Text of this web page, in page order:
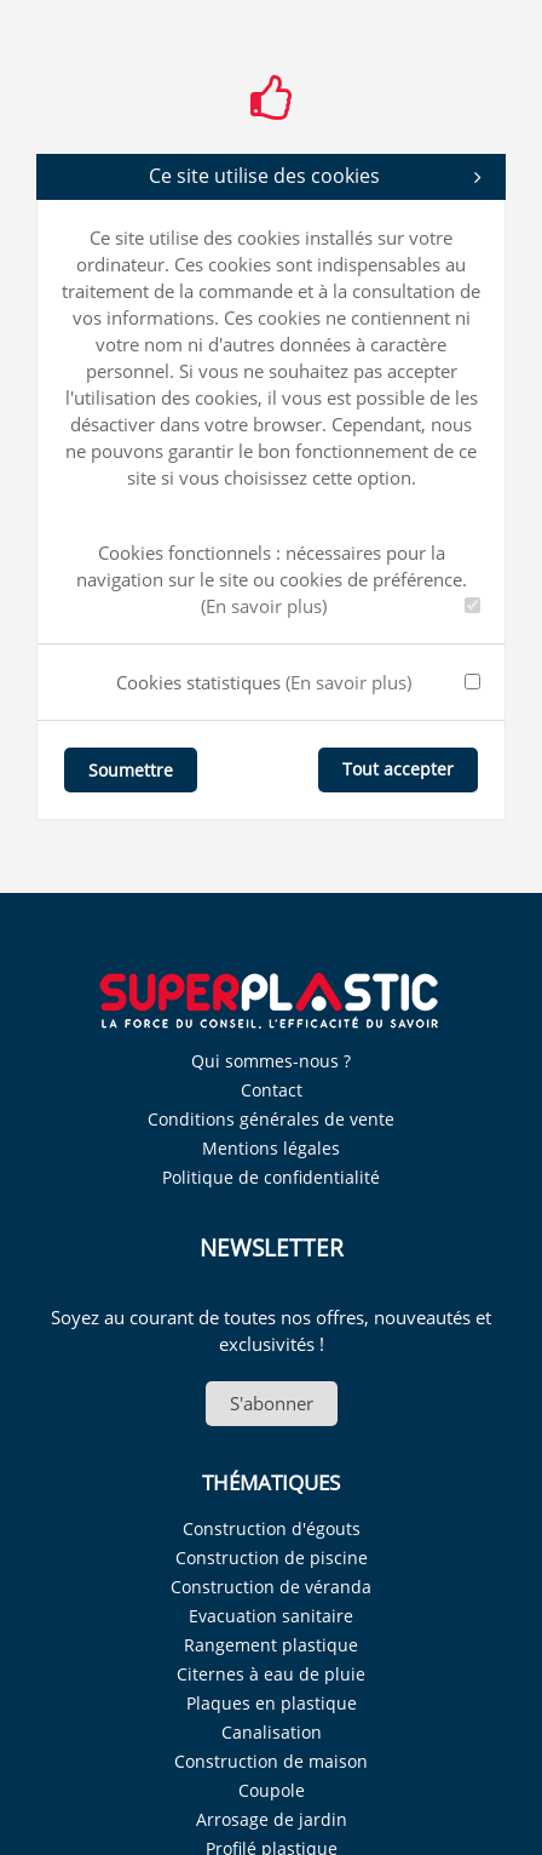
Ce site utilise des cookies
Ce site utilise des cookies installés sur votre
ordinateur. Ces cookies sont indispensables au
traitement de la commande et à la consultation de
vos informations. Ces cookies ne contiennent ni
votre nom ni d'autres données à caractère
personnel. Si vous ne souhaitez pas accepter
l'utilisation des cookies, il vous est possible de les
désactiver dans votre browser. Cependant, nous
ne pouvons garantir le bon fonctionnement de ce
site si vous choisissez cette option.
Cookies fonctionnels : nécessaires pour la
navigation sur le site ou cookies de préférence.
(En savoir plus)
Cookies statistiques (En savoir plus)
Soumettre Tout accepter
Qui sommes-nous ?
Contact
Conditions générales de vente
Mentions légales
Politique de confidentialité
NEWSLETTER
Soyez au courant de toutes nos offres, nouveautés et
exclusivités !
S'abonner
THÉMATIQUES
Construction d'égouts
Construction de piscine
Construction de véranda
Evacuation sanitaire
Rangement plastique
Citernes à eau de pluie
Plaques en plastique
Canalisation
Construction de maison
Coupole
Arrosage de jardin
Profilé plastique